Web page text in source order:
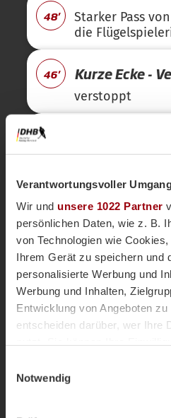
Verantwortungsvoller
Wir und unsere 1022 Partner
persönlichen Daten, wie z. B.
von Technologien wie
Ihrem Gerät zu speichern und
personalisierte Werbung und
Werbung und Inhalten,
Entwicklung von Angeboten
entscheiden darüber, wer Ihre
Trigger Symbol ändern oder
Notwendig
48'
Starker Pass
die
46' Kurze Ecke -
verstoppt
46'
folge Ecke
46' Kurze Ecke -
46' Kurze Ecke
Fuß
46' Letztes Viertel